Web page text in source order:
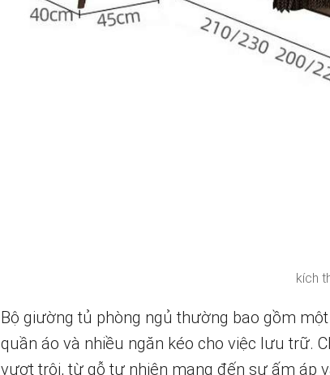
kích
Bộ giường tủ phòng ngủ thường bao gồm
quần áo và nhiều ngăn kéo cho việc lưu trữ.
vượt trội, từ gỗ tự nhiên mang đến sự ấm áp